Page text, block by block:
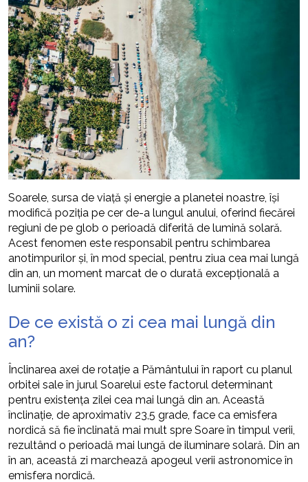
Soarele, sursa de viață și energie a planetei noastre, își
modifică poziția pe cer de-a lungul anului, oferind fiecărei
regiuni de pe glob o perioadă diferită de lumină solară.
Acest fenomen este responsabil pentru schimbarea
anotimpurilor și, în mod special, pentru ziua cea mai lungă
din an, un moment marcat de o durată excepțională a
luminii solare.
De ce există o zi cea mai lungă din
an?
Înclinarea axei de rotație a Pământului în raport cu planul
orbitei sale în jurul Soarelui este factorul determinant
pentru existența zilei cea mai lungă din an. Această
înclinație, de aproximativ 23,5 grade, face ca emisfera
nordică să fie înclinată mai mult spre Soare în timpul verii,
rezultând o perioadă mai lungă de iluminare solară. Din an
în an, această zi marchează apogeul verii astronomice în
emisfera nordică.